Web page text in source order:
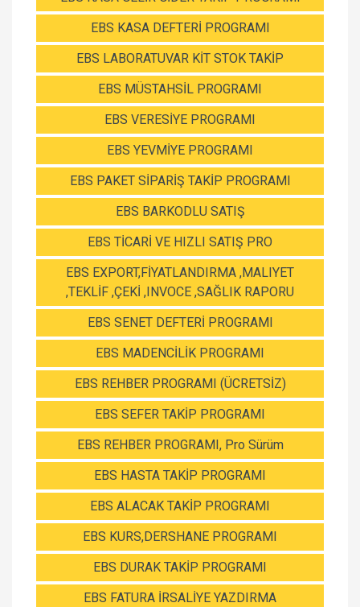
EBS KASA DEFTERİ PROGRAMI
EBS LABORATUVAR KİT STOK TAKİP
EBS MÜSTAHSİL PROGRAMI
EBS VERESİYE PROGRAMI
EBS YEVMİYE PROGRAMI
EBS PAKET SİPARİŞ TAKİP PROGRAMI
EBS BARKODLU SATIŞ
EBS TİCARİ VE HIZLI SATIŞ PRO
EBS EXPORT,FİYATLANDIRMA ,MALIYET
,TEKLİF ,ÇEKİ ,INVOCE ,SAĞLIK RAPORU
EBS SENET DEFTERİ PROGRAMI
EBS MADENCİLİK PROGRAMI
EBS REHBER PROGRAMI (ÜCRETSİZ)
EBS SEFER TAKİP PROGRAMI
EBS REHBER PROGRAMI, Pro Sürüm
EBS HASTA TAKİP PROGRAMI
EBS ALACAK TAKİP PROGRAMI
EBS KURS,DERSHANE PROGRAMI
EBS DURAK TAKİP PROGRAMI
EBS FATURA İRSALİYE YAZDIRMA